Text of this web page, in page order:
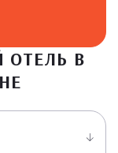
ОТЕЛЬ В